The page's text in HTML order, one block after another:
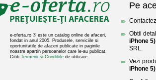
e-oferta.ro ® este un catalog online de afaceri,
fondat in anul 2005. Produsele, serviciile si
oportunitatile de afaceri publicate in paginile
noastre apartin persoanelor care le-au publicat.
Cititi Termenii si Conditiile de utilizare.
Pe
Obtii
iPhone 5)
SRL.
Vezi
iPhone 5)